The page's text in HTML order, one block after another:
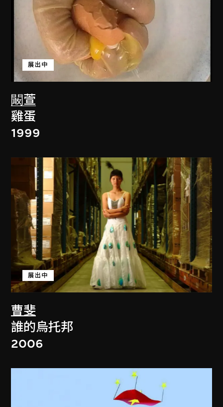
闞萱
展出中
雞蛋
1999
曹斐
展出中
誰的烏托邦
2006